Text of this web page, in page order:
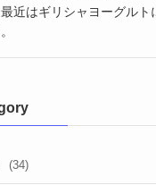
近はギリシャヨーグルト
(34)